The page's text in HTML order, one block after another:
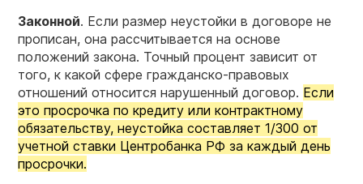
Законной. Если размер неустойки в договоре не
прописан, она рассчитывается на основе
положений закона. Точный процент зависит от
того, к какой сфере гражданско-правовых
отношений относится нарушенный договор. Если
это просрочка по кредиту или контрактному
обязательству, неустойка составляет 1/300 от
учетной ставки Центробанка РФ за каждый день
просрочки.